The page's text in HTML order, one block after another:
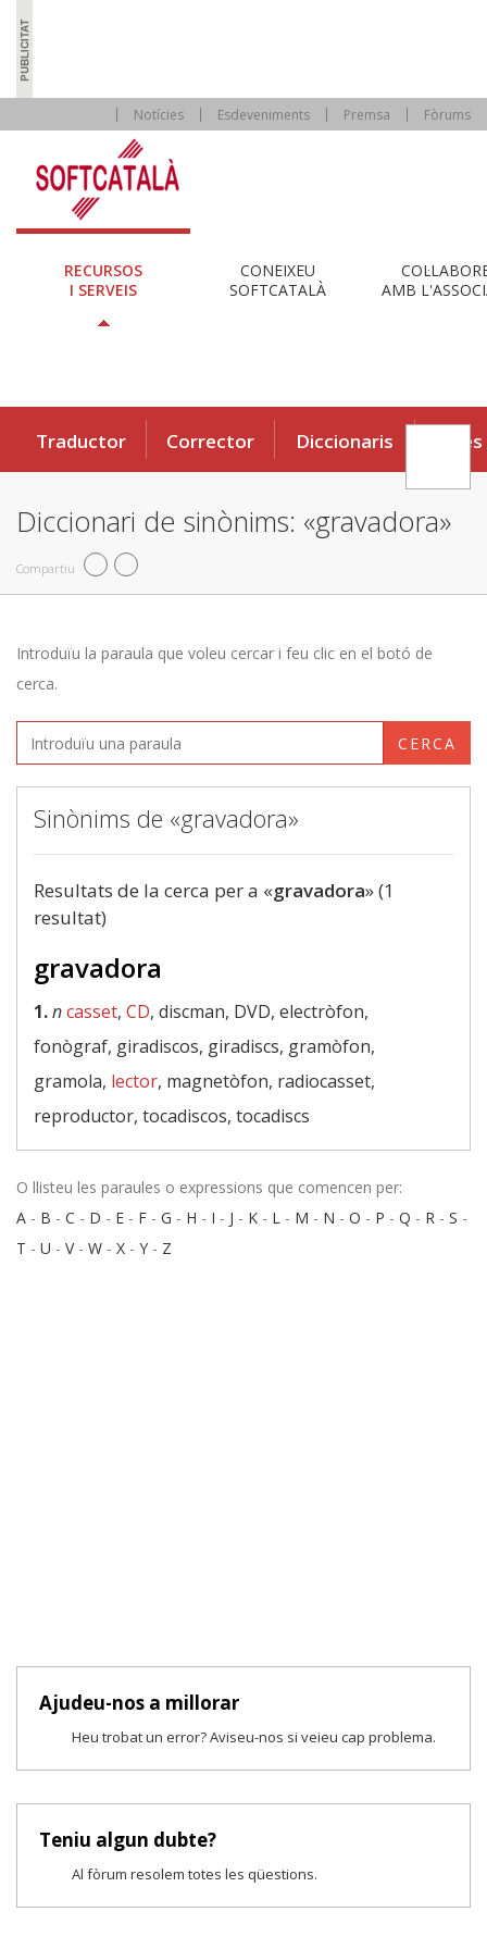
Notícies Esdeveniments Premsa Fòrums
RECURSOS
I SERVEIS
CONEIXEU
SOFTCATALÀ
AMB
Traductor Corrector Diccionaris Eines
Diccionari de sinònims: «gravadora»
Compartiu
Introduïu la paraula que voleu cercar i feu clic en el botó de
cerca.
CERCA
Sinònims de «gravadora»
Resultats de la cerca per a «gravadora» (1
resultat)
gravadora
1.ncasset, CD, discman, DVD, electròfon,
fonògraf, giradiscos, giradiscs, gramòfon,
gramola, lector, magnetòfon, radiocasset,
reproductor, tocadiscos, tocadiscs
O llisteu les paraules o expressions que comencen per:
A - B - C - D - E - F - G - H - I - J - K - L - M - N - O - P - Q - R - S -
T - U - V- W - X - Y - Z
Ajudeu-nos a millorar
Heu trobat un error? Aviseu-nos si veieu cap problema.
Teniu algun dubte?
Al fòrum resolem totes les qüestions.